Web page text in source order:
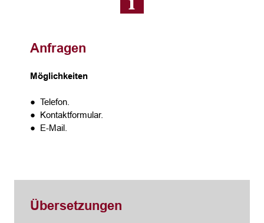
Anfragen
Möglichkeiten
● Telefon.
● Kontaktformular.
● E-Mail.
Übersetzungen